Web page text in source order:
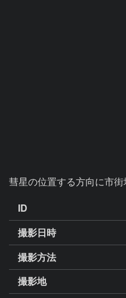
ID
撮影日時
撮影方法
撮影地